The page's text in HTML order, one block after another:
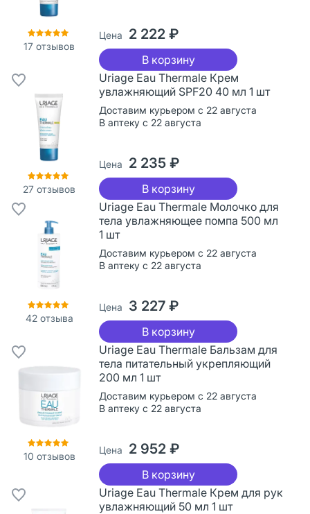
17 отзывов
Цена 2 222 ₽
В корзину
27 отзывов
Uriage Eau Thermale Крем
увлажняющий SPF20 40 мл 1 шт
Доставим курьером с 22 августа
В аптеку с 22 августа
Цена 2 235 ₽
В корзину
42отзыва
Uriage Eau Thermale Молочко для
тела увлажняющее помпа 500 мл
1 шт
Доставим курьером с 22 августа
В аптеку с 22 августа
Цена 3 227 ₽
В корзину
10 отзывов
Uriage Eau Thermale Бальзам для
тела питательный укрепляющий
200 мл 1 шт
Доставим курьером с 22 августа
В аптеку с 22 августа
Цена 2 952 ₽
В корзину
Uriage Eau Thermale Крем для рук
увлажняющий 50 мл 1 шт